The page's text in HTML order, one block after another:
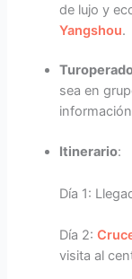
de lujo y
Yangshou.
sea en
Itinerario:
Día 1:
Día 2:
visita al